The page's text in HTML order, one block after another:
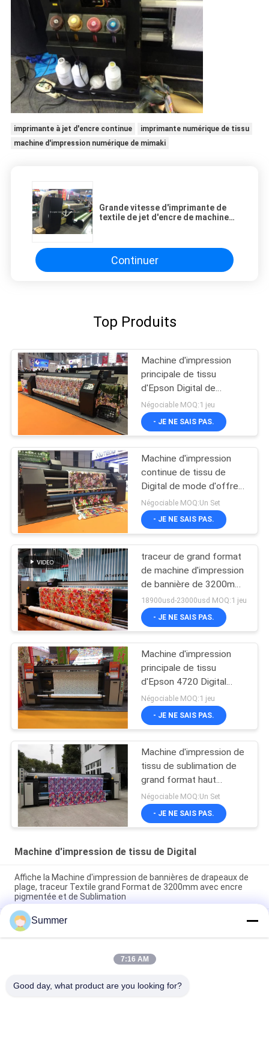
imprimante à jet d'encre continue
imprimante numérique de tissu
machine d'impression numérique de mimaki
Grande vitesse d'imprimante de
textile de jet d'encre de machine
drapeaux
Continuer
Top Produits
Machine d'impression
principale de tissu
d'Epson Digital de
couleur de CMYK quatre
Négociable MOQ:1 jeu
- JE NE SAIS PAS.
Machine d'impression
continue de tissu de
Digital de mode d'offre
d'encre
Négociable MOQ:Un Set
- JE NE SAIS PAS.
traceur de grand format
de machine d'impression
de bannière de 3200mm
avec la tête d'impression
de 4720 Epson
18900usd-23000usd MOQ:1 jeu
- JE NE SAIS PAS.
Machine d'impression
principale de tissu
d'Epson 4720 Digital
automatique pour la
tente et le tissu de
parapluie de drapeau
Négociable MOQ:1 jeu
- JE NE SAIS PAS.
Machine d'impression de
tissu de sublimation de
grand format haut
Precison pour le
drapeau/affiche
Négociable MOQ:Un Set
- JE NE SAIS PAS.
Machine d'impression de tissu de Digital
Affiche la Machine d'impression de bannières de drapeaux de
plage, traceur Textile grand Format de 3200mm avec encre
pigmentée et de Sublimation
Imprimante de tissus Impresora Machine d'impression
numérique textile / tissu à vendre 4 ou 8 couleurs avec encre
pigment & encre de sublimation
Système d'impression textile grand format 4 et 8 couleurs de
Summer
7:16 AM
Good day, what product are you looking for?